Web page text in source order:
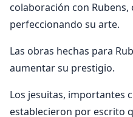
colaboración con Rubens,
perfeccionando su arte.
Las obras hechas para
aumentar su prestigio.
Los jesuitas, importantes
establecieron por escrito